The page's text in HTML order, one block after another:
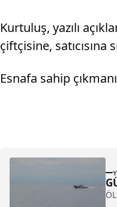
Kurtuluş, yazılı
çiftçisine,
Esnafa sahip